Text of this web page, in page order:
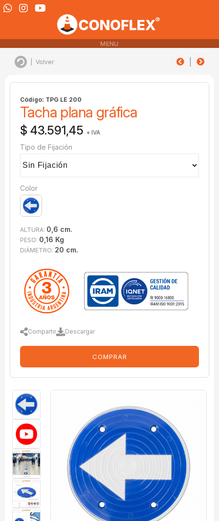
MENU
Volver
Código: TPG LE 200
Tacha plana gráfica
$ 43.591,45 + IVA
Tipo de Fijación
Color
ALTURA: 0,6 cm.
PESO: 0,16 Kg
DIÁMETRO: 20 cm.
Compartir Descargar
COMPRAR
imagenes